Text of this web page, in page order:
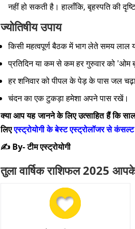
नहीं हो सकती है। हालाँकि, बृहस्पति की
ज्योतिषीय उपाय
किसी महत्वपूर्ण बैठक में भाग लेते समय
प्रतिदिन या कम से कम हर गुरुवार को 'ओम
हर शनिवार को पीपल के पेड़ के पास जल
चंदन का एक टुकड़ा हमेशा अपने पास रखें।
क्या आप यह जानने के लिए उत्साहित हैं कि
लिएएस्ट्रोयोगी के बेस्ट एस्ट्रोलॉजर से
✍️ By- टीम एस्ट्रोयोगी
तुला वार्षिक राशिफल 2025